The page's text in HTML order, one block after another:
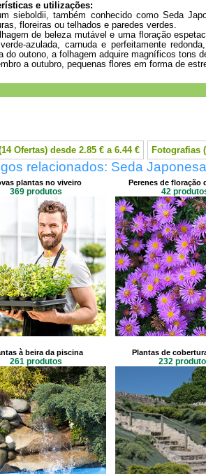
e utilizações:
sieboldii, também conhecido como Seda
floreiras ou telhados e paredes verdes.
de beleza mutável e uma floração
azulada, carnuda e perfeitamente
do outono, a folhagem adquire magníficos tons
a outubro, pequenas flores em forma de
Ofertas) desde 2.85 € a 6.44 € Fotografias
relacionados: Seda Japonesa
plantas no viveiro
369 produtos
Perenes de floração
42
à beira da piscina
261 produtos
Plantas de
232